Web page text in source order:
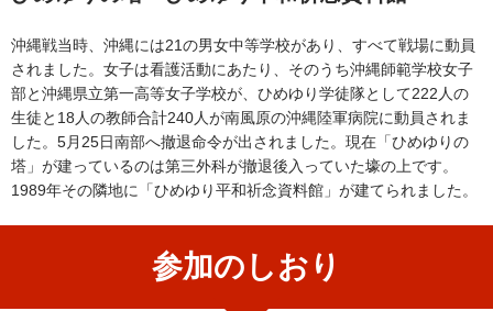
沖縄戦当時、沖縄には21の男女中等学校があり、すべて戦場に動員
されました。女子は看護活動にあたり、そのうち沖縄師範学校女子
部と沖縄県立第一高等女子学校が、ひめゆり学徒隊として222人の
生徒と18人の教師合計240人が南風原の沖縄陸軍病院に動員されま
した。5月25日南部へ撤退命令が出されました。現在「ひめゆりの
塔」が建っているのは第三外科が撤退後入っていた壕の上です。
1989年その隣地に「ひめゆり平和祈念資料館」が建てられました。
参加のしおり